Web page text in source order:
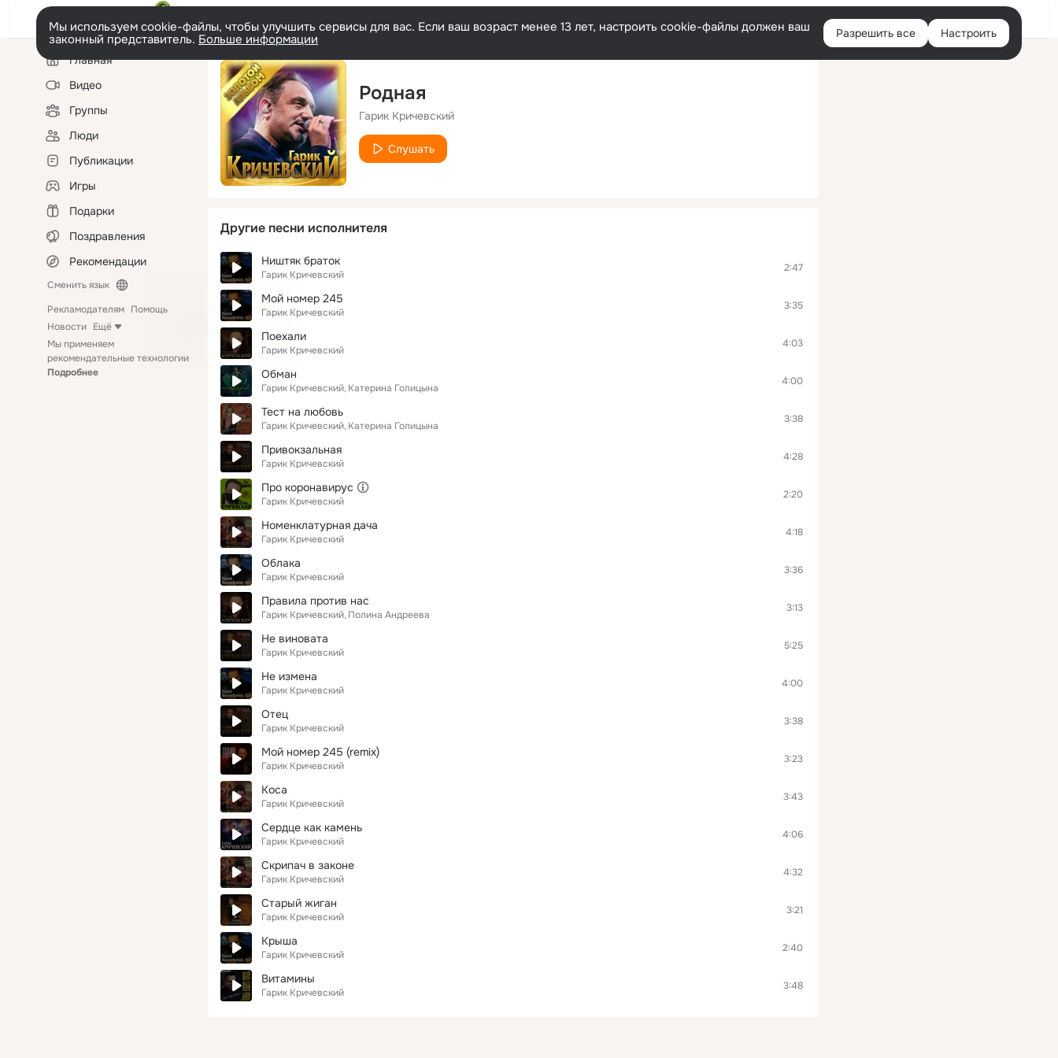
Войти
Мы используем cookie-файлы, чтобы улучшить сервисы для вас. Если ваш возраст менее 13 лет, настроить cookie-файлы должен ваш
законный представитель. Больше информации Разрешить все Настроить
Левая
колонкаГлавная
Видео
Группы
Люди
Публикации
Игры
Подарки
Поздравления
Рекомендации
Сменить язык
Рекламодателям Помощь
Новости Ещё
Мы применяем
рекомендательные технологии
Подробнее
Родная
Гарик Кричевский
Слушать
Другие песни исполнителя
Ништяк браток
Гарик Кричевский
2:47
Мой номер 245
Гарик Кричевский
3:35
Поехали
Гарик Кричевский
4:03
Обман
Гарик Кричевский Катерина Голицына
4:00
Тест на любовь
Гарик Кричевский Катерина Голицына
3:38
Привокзальная
Гарик Кричевский
4:28
Про коронавирус
Гарик Кричевский
2:20
Номенклатурная дача
Гарик Кричевский
4:18
Облака
Гарик Кричевский
3:36
Правила против нас
Гарик Кричевский Полина Андреева
3:13
Не виновата
Гарик Кричевский
5:25
Не измена
Гарик Кричевский
4:00
Отец
Гарик Кричевский
3:38
Мой номер 245 (remix)
Гарик Кричевский
3:23
Коса
Гарик Кричевский
3:43
Сердце как камень
Гарик Кричевский
4:06
Скрипач в законе
Гарик Кричевский
4:32
Старый жиган
Гарик Кричевский
3:21
Крыша
Гарик Кричевский
2:40
Витамины
Гарик Кричевский
3:48